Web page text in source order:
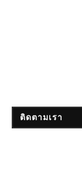
ติดตามเรา